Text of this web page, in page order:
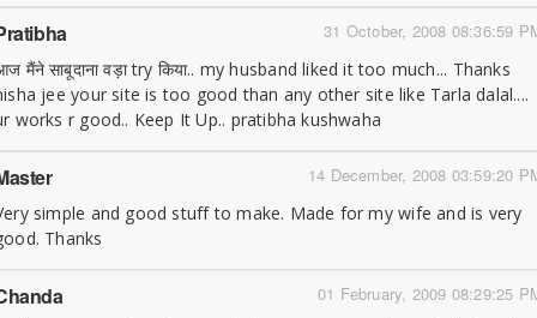
31 October, 2008 08:36:59
मैंने साबूदाना वड़ा try किया.. my husband liked it too much... Thanks
jee your site is too good than any other site like Tarla dalal....
works r good.. Keep It Up.. pratibha kushwaha
14 December, 2008 03:59:20
simple and good stuff to make. Made for my wife and is very
Thanks
01 February, 2009 08:29:25